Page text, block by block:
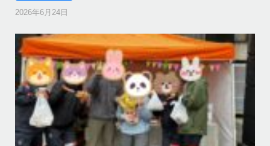
2026年6月24日